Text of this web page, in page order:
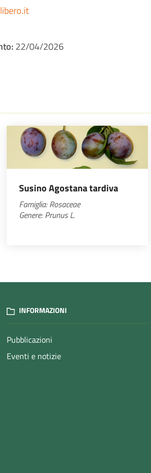
22/04/2026
Susino Agostana tardiva
Famiglia: Rosaceae
Genere: Prunus L.
INFORMAZIONI
Pubblicazioni
Eventi e notizie